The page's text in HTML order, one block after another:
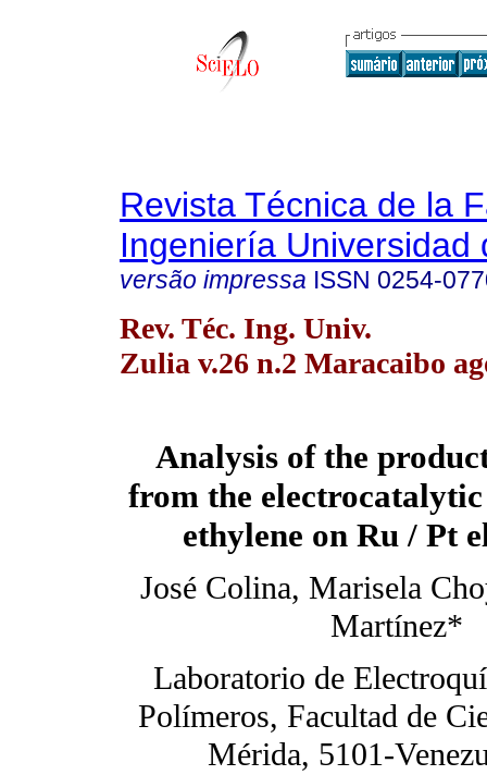
Revista Técnica de la
Ingeniería Universidad
versão impressa ISSN 0254-
Rev. Téc. Ing. Univ.
Zulia v.26 n.2 Maracaibo
Analysis of the
from the
ethylene on Ru / Pt
José Colina, Marisela
Martínez*
Laboratorio de
Polímeros, Facultad de
Mérida, 5101-